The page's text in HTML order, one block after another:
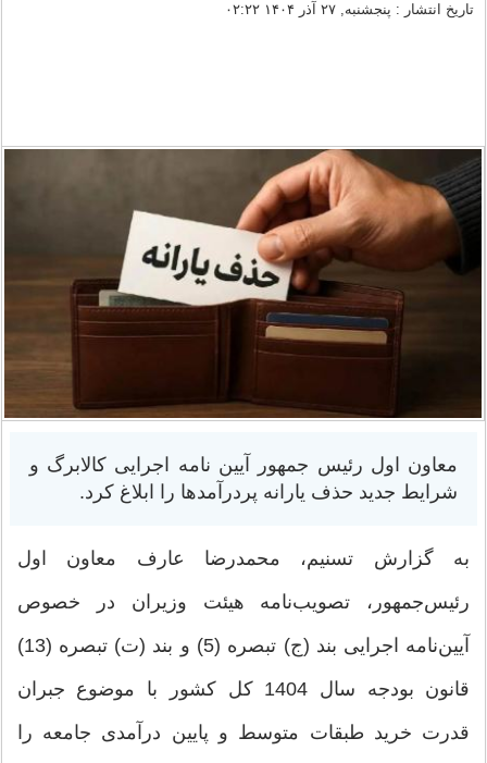
تاریخ انتشار : پنجشنبه, ۲۷ آذر ۱۴۰۴ ۰۲:۲۲
معاون اول رئیس جمهور آیین نامه اجرایی کالابرگ و
شرایط جدید حذف یارانه پردرآمدها را ابلاغ کرد.
به گزارش تسنیم، محمدرضا عارف معاون اول
رئیس‌جمهور، تصویب‌نامه هیئت وزیران در خصوص
آیین‌نامه اجرایی بند (ج) تبصره (5) و بند (ت) تبصره (13)
قانون بودجه سال 1404 کل کشور با موضوع جبران
قدرت خرید طبقات متوسط و پایین درآمدی جامعه را